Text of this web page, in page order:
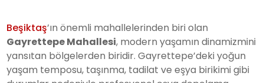
Beşiktaş’ın önemli mahallelerinden biri olan
Gayrettepe Mahallesi, modern yaşamın dinamizmini
yansıtan bölgelerden biridir. Gayrettepe’deki yoğun
yaşam temposu, taşınma, tadilat ve eşya birikimi gibi